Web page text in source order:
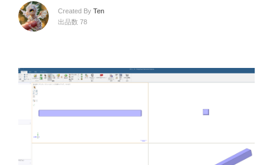
Created By Ten
出品数 78